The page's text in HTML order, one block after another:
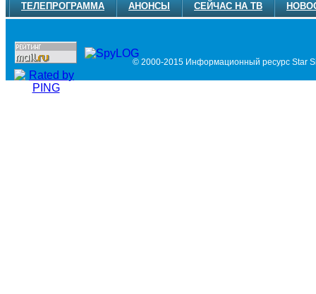
ТЕЛЕПРОГРАММА АНОНСЫ СЕЙЧАС НА ТВ
© 2000-2015 Информационный ресурс Star